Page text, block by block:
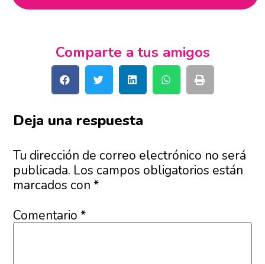
Comparte a tus amigos
Deja una respuesta
Tu dirección de correo electrónico no será
publicada. Los campos obligatorios están
marcados con*
Comentario*